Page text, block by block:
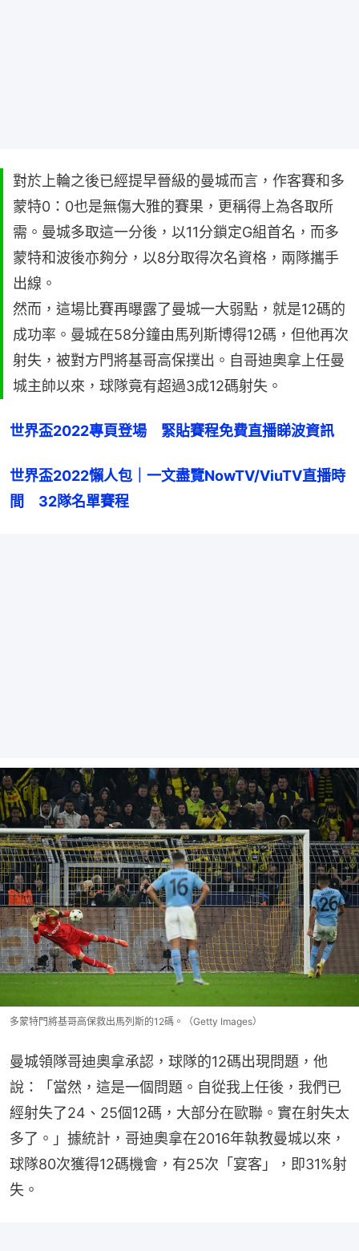
對於上輪之後已經提早晉級的曼城而言，作客賽和多
蒙特0：0也是無傷大雅的賽果，更稱得上為各取所
需。曼城多取這一分後，以11分鎖定G組首名，而多
蒙特和波後亦夠分，以8分取得次名資格，兩隊攜手
出線。
然而，這場比賽再曝露了曼城一大弱點，就是12碼的
成功率。曼城在58分鐘由馬列斯博得12碼，但他再次
射失，被對方門將基哥高保撲出。自哥迪奧拿上任曼
城主帥以來，球隊竟有超過3成12碼射失。
世界盃2022專頁登場　緊貼賽程免費直播睇波資訊
世界盃2022懶人包｜一文盡覽NowTV/ViuTV直播時
間　32隊名單賽程
多蒙特門將基哥高保救出馬列斯的12碼。（Getty Images）
曼城領隊哥迪奧拿承認，球隊的12碼出現問題，他
說：「當然，這是一個問題。自從我上任後，我們已
經射失了24、25個12碼，大部分在歐聯。實在射失太
多了。」據統計，哥迪奧拿在2016年執教曼城以來，
球隊80次獲得12碼機會，有25次「宴客」，即31%射
失。